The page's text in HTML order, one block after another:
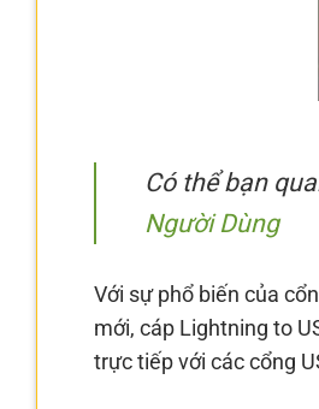
Có thể bạn
Người Dùng
Với sự phổ biến của
mới, cáp Lightning to
trực tiếp với các cổng